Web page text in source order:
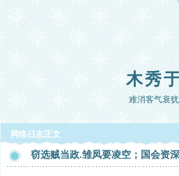
木秀
难消客气衰
网络日志正文
窃选贼当政.雏凤要凌空；国会资